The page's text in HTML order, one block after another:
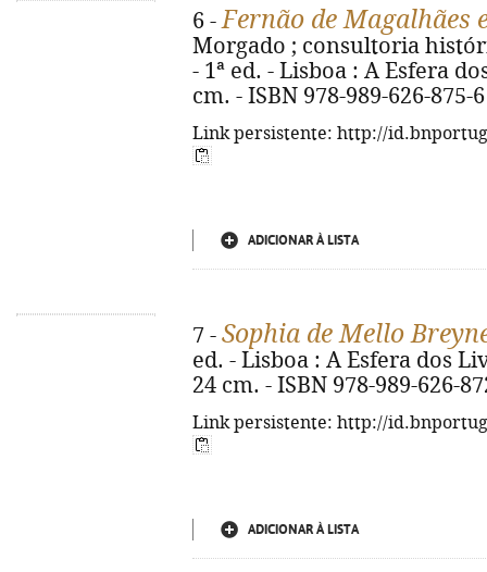
6 -Fernão de Magalhães
Morgado ; consultoria
- 1ª ed. - Lisboa : A Esfera
cm. - ISBN 978-989-626-875-6
Link persistente: http://
ADICIONAR À LISTA
7 - Sophia de Mello
ed. - Lisboa : A Esfera dos
24 cm. - ISBN 978-989-626-
Link persistente: http://
ADICIONAR À LISTA